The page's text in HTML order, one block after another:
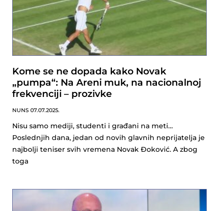
Kome se ne dopada kako Novak
„pumpa“: Na Areni muk, na nacionalnoj
frekvenciji – prozivke
NUNS 07.07.2025.
Nisu samo mediji, studenti i građani na meti…
Poslednjih dana, jedan od novih glavnih neprijatelja je
najbolji teniser svih vremena Novak Đoković. A zbog
toga